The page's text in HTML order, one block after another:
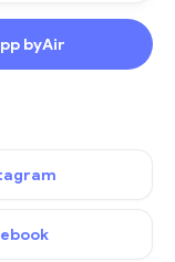
byAir